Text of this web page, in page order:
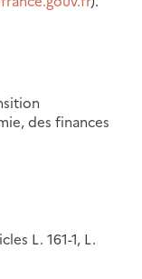
des finances
L. 161-1, L.